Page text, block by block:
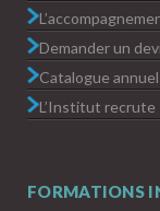
Demander un
Catalogue annuel
L’Institut recrute
FORMATIONS